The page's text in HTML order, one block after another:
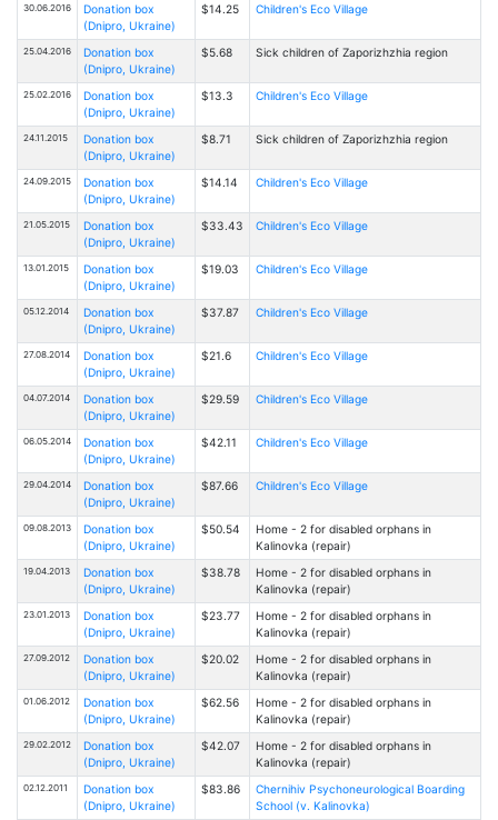
30.06.2016
Donation box
(Dnipro, Ukraine)
$14.25 Children's Eco Village
25.04.2016
Donation box
(Dnipro, Ukraine)
$5.68 Sick children of Zaporizhzhia region
25.02.2016
Donation box
(Dnipro, Ukraine)
$13.3 Children's Eco Village
24.11.2015
Donation box
(Dnipro, Ukraine)
$8.71 Sick children of Zaporizhzhia region
24.09.2015
Donation box
(Dnipro, Ukraine)
$14.14 Children's Eco Village
21.05.2015
Donation box
(Dnipro, Ukraine)
$33.43 Children's Eco Village
13.01.2015
Donation box
(Dnipro, Ukraine)
$19.03 Children's Eco Village
05.12.2014
Donation box
(Dnipro, Ukraine)
$37.87 Children's Eco Village
27.08.2014
Donation box
(Dnipro, Ukraine)
$21.6 Children's Eco Village
04.07.2014
Donation box
(Dnipro, Ukraine)
$29.59 Children's Eco Village
06.05.2014
Donation box
(Dnipro, Ukraine)
$42.11 Children's Eco Village
29.04.2014
Donation box
(Dnipro, Ukraine)
$87.66 Children's Eco Village
09.08.2013
Donation box
(Dnipro, Ukraine)
$50.54
Home - 2 for disabled orphans in
Kalinovka (repair)
19.04.2013
Donation box
(Dnipro, Ukraine)
$38.78
Home - 2 for disabled orphans in
Kalinovka (repair)
23.01.2013
Donation box
(Dnipro, Ukraine)
$23.77
Home - 2 for disabled orphans in
Kalinovka (repair)
27.09.2012
Donation box
(Dnipro, Ukraine)
$20.02
Home - 2 for disabled orphans in
Kalinovka (repair)
01.06.2012
Donation box
(Dnipro, Ukraine)
$62.56
Home - 2 for disabled orphans in
Kalinovka (repair)
29.02.2012
Donation box
(Dnipro, Ukraine)
$42.07
Home - 2 for disabled orphans in
Kalinovka (repair)
02.12.2011
Donation box
(Dnipro, Ukraine)
$83.86
Chernihiv Psychoneurological Boarding
School (v. Kalinovka)